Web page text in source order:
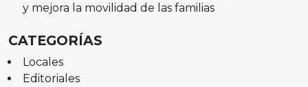
y mejora la movilidad de las familias
CATEGORÍAS
Locales
Editoriales